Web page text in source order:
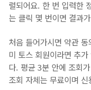
렬되어요. 한 번 입력한
는 클릭 몇 번이면 결과
처음 들어가시면 약관
미 토스 회원이라면 추
다. 평균 3분 안에 조회
조회 자체는 무료이며